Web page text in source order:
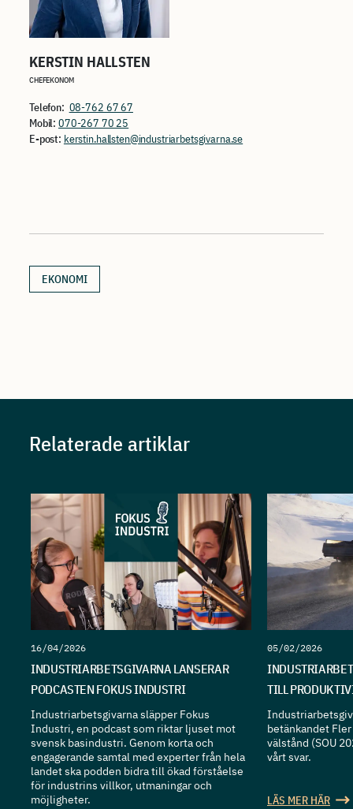
KERSTIN HALLSTEN
CHEFEKONOM
Telefon: 08-762 67 67
Mobil:070-267 70 25
E-post: kerstin.hallsten@industriarbetsgivarna.se
EKONOMI
Relaterade artiklar
16/04/2026
INDUSTRIARBETSGIVARNA LANSERAR
PODCASTEN FOKUS INDUSTRI
Industriarbetsgivarna släpper Fokus
Industri, en podcast som riktar ljuset mot
svensk basindustri. Genom korta och
engagerande samtal med experter från hela
landet ska podden bidra till ökad förståelse
för industrins villkor, utmaningar och
möjligheter.
05/02/2026
TILL
betänkandet
välstånd (SOU
vårt svar.
LÄS MER HÄR